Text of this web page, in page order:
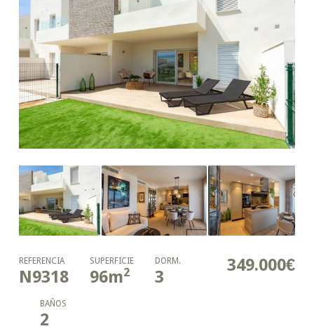
349.000€
REFERENCIA
N9318
SUPERFICIE
96m2
DORM.
3
BAÑOS
2